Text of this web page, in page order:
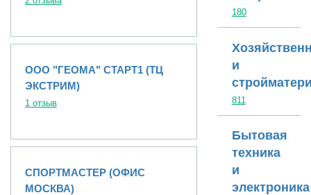
ООО "ГЕОМА" СТАРТ1 (ТЦ
ЭКСТРИМ)
1 отзыв
СПОРТМАСТЕР (ОФИС
МОСКВА)
180
и
811
Бытовая
техника
и
электроника